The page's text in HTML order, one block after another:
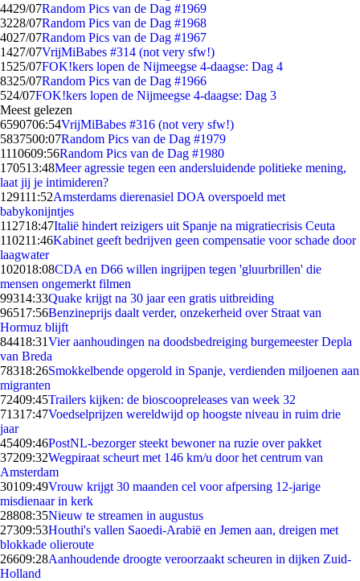
4429/07Random Pics van de Dag #1969
3228/07Random Pics van de Dag #1968
4027/07Random Pics van de Dag #1967
1427/07VrijMiBabes #314 (not very sfw!)
1525/07FOK!kers lopen de Nijmeegse 4-daagse: Dag 4
8325/07Random Pics van de Dag #1966
524/07FOK!kers lopen de Nijmeegse 4-daagse: Dag 3
Meest gelezen
6590706:54VrijMiBabes #316 (not very sfw!)
5837500:07Random Pics van de Dag #1979
1110609:56Random Pics van de Dag #1980
170513:48Meer agressie tegen een andersluidende politieke mening,
laat jij je intimideren?
129111:52Amsterdams dierenasiel DOA overspoeld met
babykonijntjes
112718:47Italië hindert reizigers uit Spanje na migratiecrisis Ceuta
110211:46Kabinet geeft bedrijven geen compensatie voor schade door
laagwater
102018:08CDA en D66 willen ingrijpen tegen 'gluurbrillen' die
mensen ongemerkt filmen
99314:33Quake krijgt na 30 jaar een gratis uitbreiding
96517:56Benzineprijs daalt verder, onzekerheid over Straat van
Hormuz blijft
84418:31Vier aanhoudingen na doodsbedreiging burgemeester Depla
van Breda
78318:26Smokkelbende opgerold in Spanje, verdienden miljoenen aan
migranten
72409:45Trailers kijken: de bioscoopreleases van week 32
71317:47Voedselprijzen wereldwijd op hoogste niveau in ruim drie
jaar
45409:46PostNL-bezorger steekt bewoner na ruzie over pakket
37209:32Wegpiraat scheurt met 146 km/u door het centrum van
Amsterdam
30109:49Vrouw krijgt 30 maanden cel voor afpersing 12-jarige
misdienaar in kerk
28808:35Nieuw te streamen in augustus
27309:53Houthi's vallen Saoedi-Arabië en Jemen aan, dreigen met
blokkade olieroute
26609:28Aanhoudende droogte veroorzaakt scheuren in dijken Zuid-
Holland